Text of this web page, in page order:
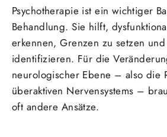
Psychotherapie ist ein wichtiger
Behandlung. Sie hilft,
erkennen, Grenzen zu setzen
identifizieren. Für die
neurologischer Ebene – also die
überaktiven Nervensystems –
oft andere Ansätze.